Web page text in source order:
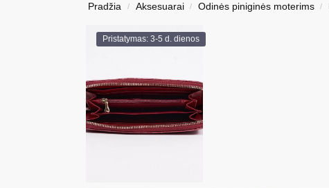
Pradžia / Aksesuarai / Odinės piniginės moterims /
Pristatymas: 3-5 d. dienos